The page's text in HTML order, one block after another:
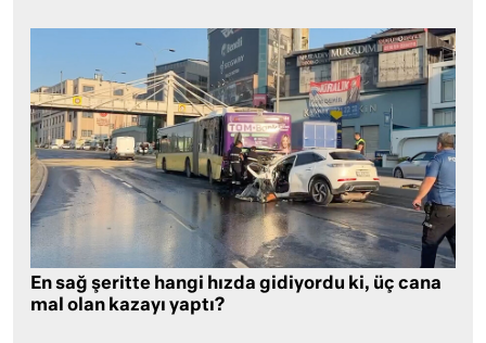
En sağ şeritte hangi hızda gidiyordu ki, üç cana
mal olan kazayı yaptı?